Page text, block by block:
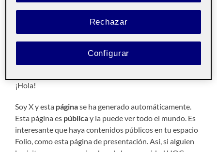
¡Hola!
Soy X y esta páginase ha generado automáticamente.
Esta página es públicay la puede ver todo el mundo. Es
interesante que haya contenidos públicos en tu espacio
Folio, como esta página de presentación. Asi, si alguien
Rechazar
Configurar